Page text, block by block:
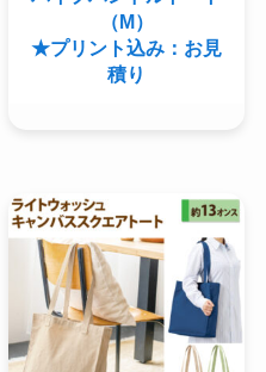
（M）
★プリント込み：お見
積り